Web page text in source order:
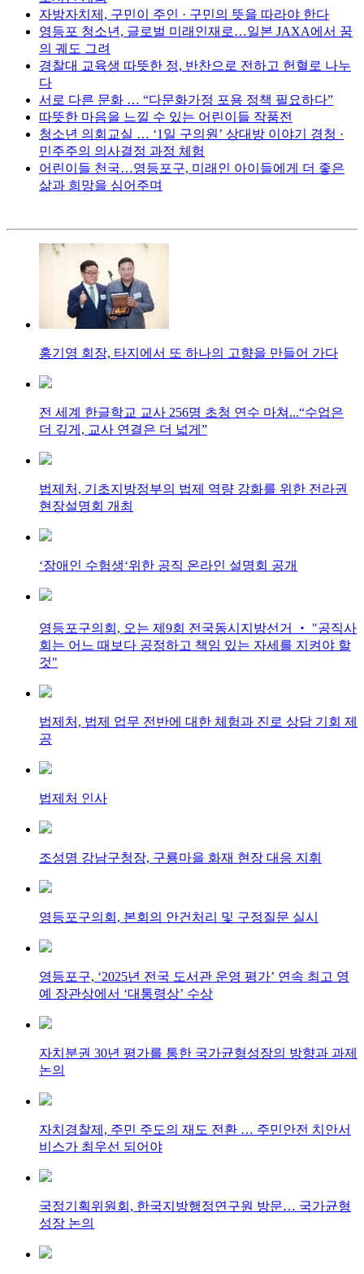
자방자치제, 구민이 주인 · 구민의 뜻을 따라야 한다
영등포 청소년, 글로벌 미래인재로…일본 JAXA에서 꿈
의 궤도 그려
경찰대 교육생 따뜻한 정, 반찬으로 전하고 헌혈로 나누
다
서로 다른 문화 … “다문화가정 포용 정책 필요하다”
따뜻한 마음을 느낄 수 있는 어린이들 작품전
청소년 의회교실 … ‘1일 구의원’ 상대방 이야기 경청 ·
민주주의 의사결정 과정 체험
어린이들 천국…영등포구, 미래인 아이들에게 더 좋은
삶과 희망을 심어주며
홍기영 회장, 타지에서 또 하나의 고향을 만들어 가다
전 세계 한글학교 교사 256명 초청 연수 마쳐...“수업은
더 깊게, 교사 연결은 더 넓게”
법제처, 기초지방정부의 법제 역량 강화를 위한 전라권
현장설명회 개최
‘장애인 수험생‘위한 공직 온라인 설명회 공개
영등포구의회, 오는 제9회 전국동시지방선거 ‧ "공직사
회는 어느 때보다 공정하고 책임 있는 자세를 지켜야 할
것"
법제처, 법제 업무 전반에 대한 체험과 진로 상담 기회 제
공
법제처 인사
조성명 강남구청장, 구룡마을 화재 현장 대응 지휘
영등포구의회, 본회의 안건처리 및 구정질문 실시
영등포구, ‘2025년 전국 도서관 운영 평가’ 연속 최고 영
예 장관상에서 ‘대통령상’ 수상
자치분권 30년 평가를 통한 국가균형성장의 방향과 과제
논의
자치경찰제, 주민 주도의 재도 전환 … 주민안전 치안서
비스가 최우선 되어야
국정기획위원회, 한국지방행정연구원 방문… 국가균형
성장 논의